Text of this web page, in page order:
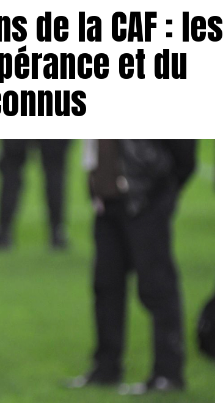
de la CAF : les
et du